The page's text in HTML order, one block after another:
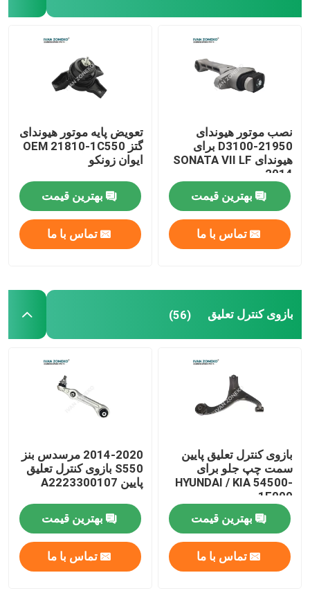
نصب موتور هیوندای
21950-D3100 برای
هیوندای SONATA VII LF
2014
بهترین قیمت
تماس با ما
تعویض پایه موتور هیوندای
گتز OEM 21810-1C550
ایوان زونکو
بهترین قیمت
تماس با ما
بازوی کنترل تعلیق (56)
بازوی کنترل تعلیق پایین
سمت چپ جلو برای
HYUNDAI / KIA 54500-
1E000
بهترین قیمت
تماس با ما
2014-2020 مرسدس بنز
S550 بازوی کنترل تعلیق
پایین A2223300107
بهترین قیمت
تماس با ما